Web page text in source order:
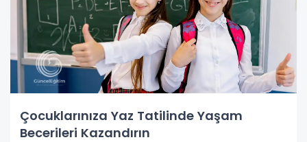
Çocuklarınıza Yaz Tatilinde Yaşam
Becerileri Kazandırın